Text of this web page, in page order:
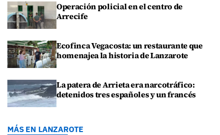
Operación policial en el centro de
Arrecife
Ecofinca Vegacosta: un restaurante que
homenajea la historia de Lanzarote
La patera de Arrieta era narcotráfico:
detenidos tres españoles y un francés
MÁS EN LANZAROTE